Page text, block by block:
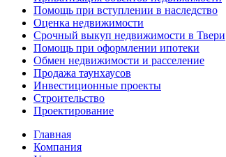
Помощь при вступлении в наследство
Оценка недвижимости
Срочный выкуп недвижимости в Твери
Помощь при оформлении ипотеки
Обмен недвижимости и расселение
Продажа таунхаусов
Инвестиционные проекты
Строительство
Проектирование
Главная
Компания